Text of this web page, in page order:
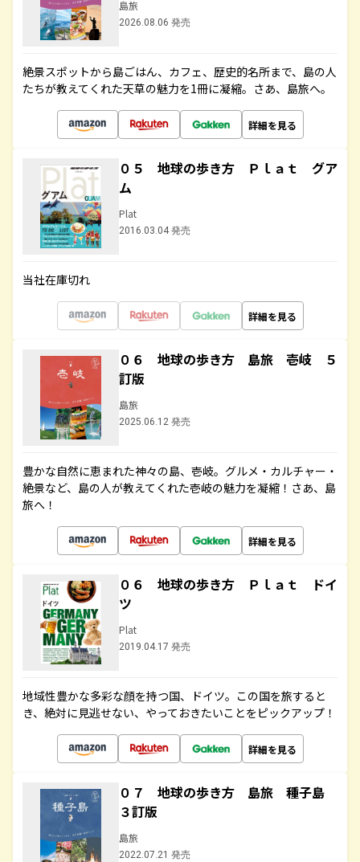
島旅
2026.08.06 発売
絶景スポットから島ごはん、カフェ、歴史的名所まで、島の人
たちが教えてくれた天草の魅力を1冊に凝縮。さあ、島旅へ。
詳細を見る
０５ 地球の歩き方 Ｐｌａｔ グア
ム
Plat
2016.03.04 発売
当社在庫切れ
詳細を見る
０６ 地球の歩き方 島旅 壱岐 ５
訂版
島旅
2025.06.12 発売
豊かな自然に恵まれた神々の島、壱岐。グルメ・カルチャー・
絶景など、島の人が教えてくれた壱岐の魅力を凝縮！さあ、島
旅へ！
詳細を見る
０６ 地球の歩き方 Ｐｌａｔ ドイ
ツ
Plat
2019.04.17 発売
地域性豊かな多彩な顔を持つ国、ドイツ。この国を旅すると
き、絶対に見逃せない、やっておきたいことをピックアップ！
詳細を見る
０７ 地球の歩き方 島旅 種子島
３訂版
島旅
2022.07.21 発売